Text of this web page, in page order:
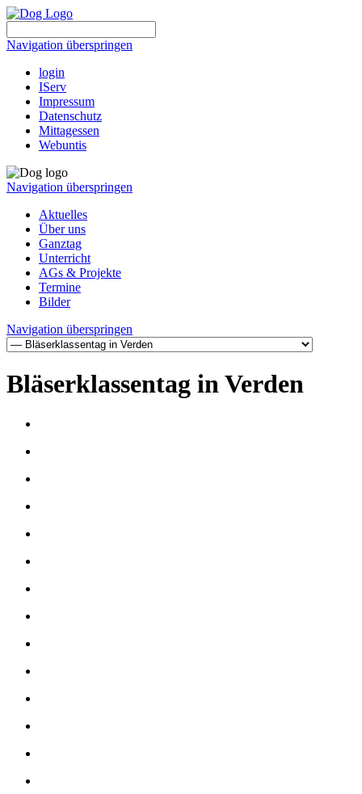
Navigation überspringen
login
IServ
Impressum
Datenschutz
Mittagessen
Webuntis
Navigation überspringen
Aktuelles
Über uns
Ganztag
Unterricht
AGs & Projekte
Termine
Bilder
Navigation überspringen
Bläserklassentag in Verden